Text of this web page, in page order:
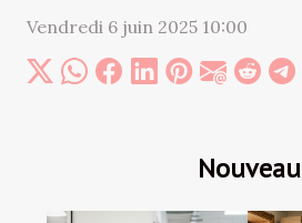
Vendredi 6 juin 2025 10:00
Nouveau